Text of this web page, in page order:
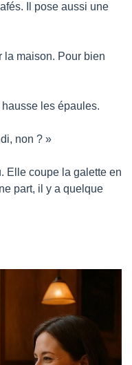
Il pose aussi une
la maison. Pour bien
les épaules.
non ? »
Elle coupe la galette en
part, il y a quelque